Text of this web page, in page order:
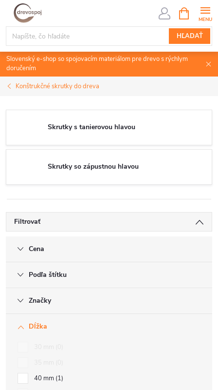
Prejsť
obsah
HĽADAŤ
KOŠÍK
Slovenský e-shop so spojovacím materiálom pre drevo s rýchlym
doručením
Konštrukčné skrutky do dreva
Skrutky s tanierovou hlavou
Skrutky so zápustnou hlavou
Filtrovať
Cena
Podľa štítku
Značky
Dĺžka
40 mm 1